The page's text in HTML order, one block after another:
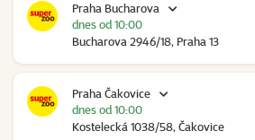
Praha Bucharova
Bucharova 2946/18, Praha 13
dnes od 10:00
Praha Čakovice
Kostelecká 1038/58, Čakovice
dnes od 10:00